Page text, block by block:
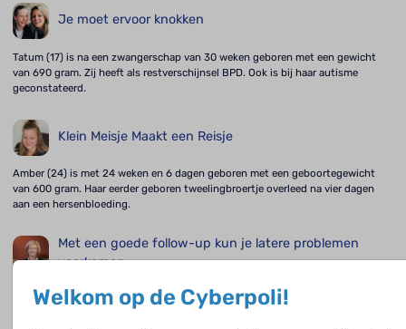
Je moet ervoor knokken
Tatum (17) is na een zwangerschap van 30 weken geboren met een gewicht
van 690 gram. Zij heeft als restverschijnsel BPD. Ook is bij haar autisme
geconstateerd.
Klein Meisje Maakt een Reisje
Amber (24) is met 24 weken en 6 dagen geboren met een geboortegewicht
van 600 gram. Haar eerder geboren tweelingbroertje overleed na vier dagen
aan een hersenbloeding.
Met een goede follow-up kun je latere problemen
voorkomen
Aleid Leemhuis is kinderarts op de IC Neonatologie in het Amsterdam UMC,
locatie AMC.
Welkom op de Cyberpoli!